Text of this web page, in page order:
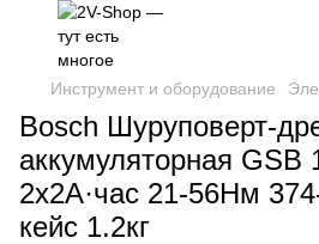
Инструмент и оборудование
Bosch Шуруповерт-
аккумуляторная GSB
2х2А·час 21-56Нм
кейс 1.2кг